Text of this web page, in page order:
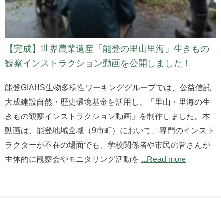
【完成】世界農業遺産「能登の里山里海」生きもの
観察インストラクション動画を公開しました！
能登GIAHS生物多様性ワーキンググループでは、公益信託
大成建設自然・歴史環境基金を活用し、「里山・里海の生
きもの観察インストラクション動画」を制作しました。本
動画は、能登地域全域（9市町）において、専門のインスト
ラクターが不在の場面でも、学校関係者や市民の皆さんが
主体的に観察会やモニタリング活動を ...Read more